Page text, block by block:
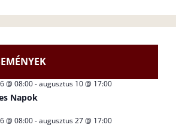
@ 08:00-augusztus 10 @ 17:00
Napok
@ 08:00-augusztus 27 @ 17:00